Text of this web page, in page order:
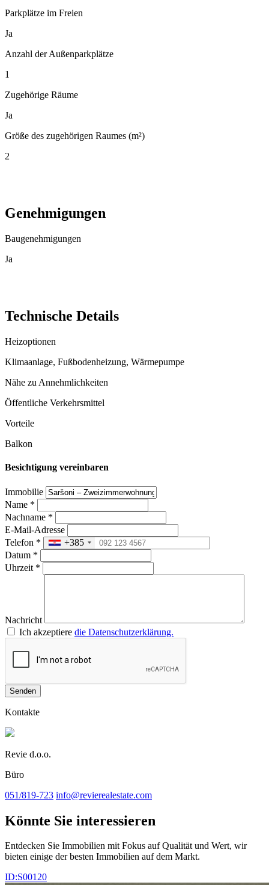
Parkplätze im Freien
Ja
Anzahl der Außenparkplätze
1
Zugehörige Räume
Ja
Größe des zugehörigen Raumes (m²)
2
Genehmigungen
Baugenehmigungen
Ja
Technische Details
Heizoptionen
Klimaanlage, Fußbodenheizung, Wärmepumpe
Nähe zu Annehmlichkeiten
Öffentliche Verkehrsmittel
Vorteile
Balkon
Besichtigung vereinbaren
Immobilie
Name *
Nachname *
E-Mail-Adresse
Telefon *
+385
Datum *
Uhrzeit *
Nachricht
Ich akzeptiere die Datenschutzerklärung.
Senden
Kontakte
Revie d.o.o.
Büro
051/819-723 info@revierealestate.com
Könnte Sie interessieren
Entdecken Sie Immobilien mit Fokus auf Qualität und Wert, wir
bieten einige der besten Immobilien auf dem Markt.
ID:S00120